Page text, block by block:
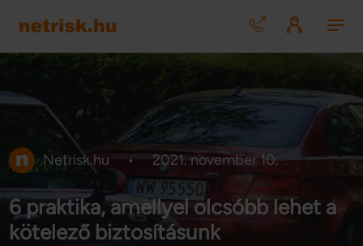
Netrisk.hu • 2021. november 10.
6 praktika, amellyel olcsóbb lehet a
kötelező biztosításunk